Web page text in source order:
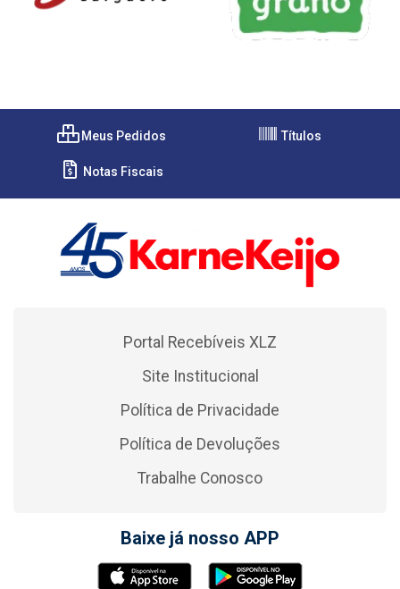
Meus Pedidos Títulos
Notas Fiscais
Portal Recebíveis XLZ
Site Institucional
Política de Privacidade
Política de Devoluções
Trabalhe Conosco
Baixe já nosso APP